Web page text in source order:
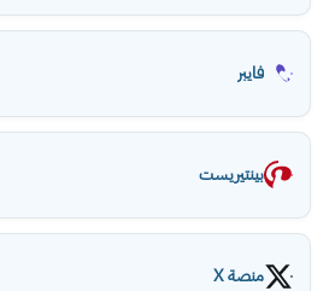
فايبر
بينتيريست
منصة X